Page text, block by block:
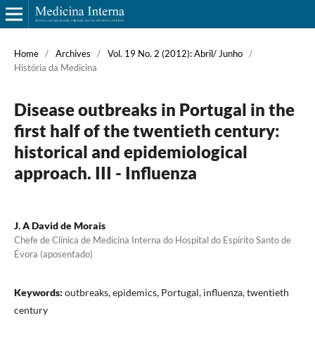
Home / Archives / Vol. 19 No. 2 (2012): Abril/ Junho /
História da Medicina
Disease outbreaks in Portugal in the
first half of the twentieth century:
historical and epidemiological
approach. III - Influenza
J. A David de Morais
Chefe de Clínica de Medicina Interna do Hospital do Espírito Santo de
Évora (aposentado)
Keywords: outbreaks, epidemics, Portugal, influenza, twentieth
century